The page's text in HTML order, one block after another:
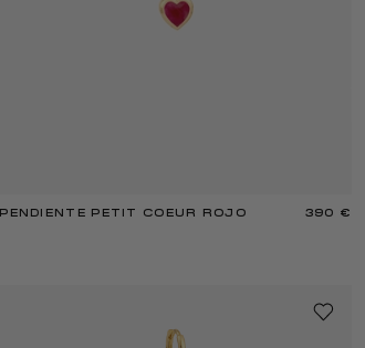
PENDIENTE PETIT COEUR ROJO 390 €